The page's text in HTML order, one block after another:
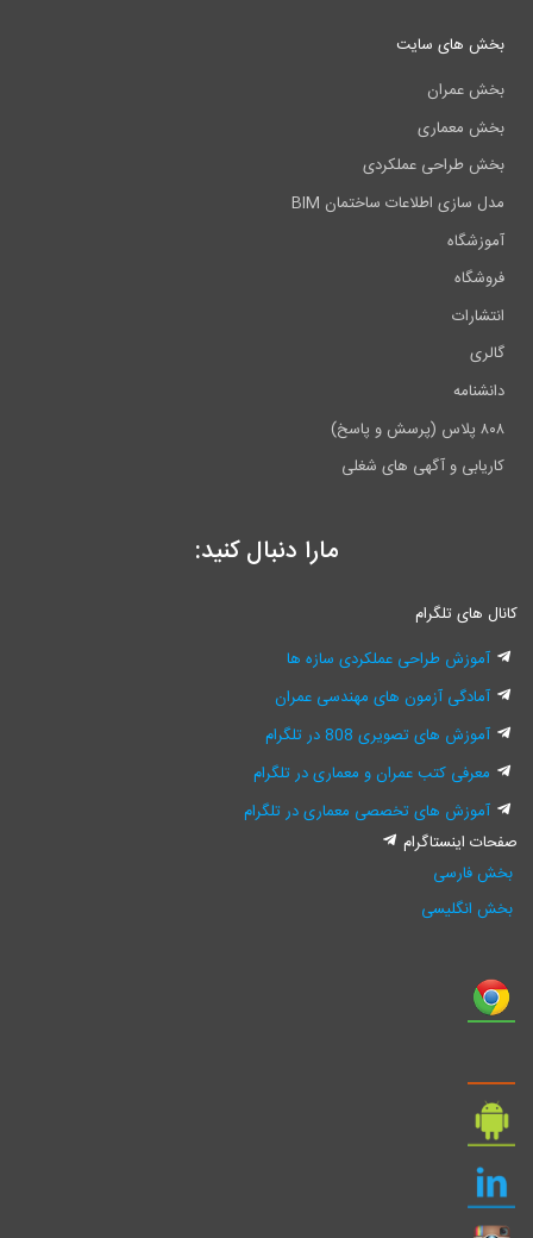
بخش های سایت
بخش عمران
بخش معماری
بخش طراحی عملکردی
مدل سازی اطلاعات ساختمان BIM
آموزشگاه
فروشگاه
انتشارات
گالری
دانشنامه
۸۰۸ پلاس (پرسش و پاسخ)
کاریابی و آگهی های شغلی
مارا دنبال کنید:
کانال های تلگرام
آموزش طراحی عملکردی سازه ها
آمادگی آزمون های مهندسی عمران
آموزش های تصویری 808 در تلگرام
معرفی کتب عمران و معماری در تلگرام
آموزش های تخصصی معماری در تلگرام
صفحات اینستاگرام
بخش فارسی
بخش انگلیسی